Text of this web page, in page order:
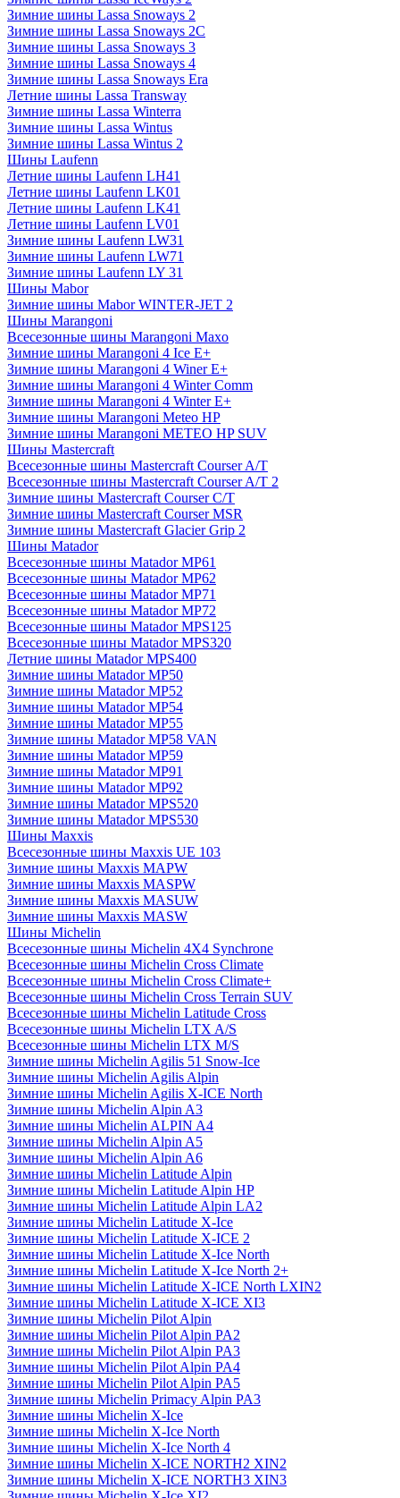
Зимние шины Lassa Snoways 2
Зимние шины Lassa Snoways 2C
Зимние шины Lassa Snoways 3
Зимние шины Lassa Snoways 4
Зимние шины Lassa Snoways Era
Летние шины Lassa Transway
Зимние шины Lassa Winterra
Зимние шины Lassa Wintus
Зимние шины Lassa Wintus 2
Шины Laufenn
Летние шины Laufenn LH41
Летние шины Laufenn LK01
Летние шины Laufenn LK41
Летние шины Laufenn LV01
Зимние шины Laufenn LW31
Зимние шины Laufenn LW71
Зимние шины Laufenn LY 31
Шины Mabor
Зимние шины Mabor WINTER-JET 2
Шины Marangoni
Всесезонные шины Marangoni Maxo
Зимние шины Marangoni 4 Ice E+
Зимние шины Marangoni 4 Winer E+
Зимние шины Marangoni 4 Winter Comm
Зимние шины Marangoni 4 Winter E+
Зимние шины Marangoni Meteo HP
Зимние шины Marangoni METEO HP SUV
Шины Mastercraft
Всесезонные шины Mastercraft Courser A/T
Всесезонные шины Mastercraft Courser A/T 2
Зимние шины Mastercraft Courser C/T
Зимние шины Mastercraft Courser MSR
Зимние шины Mastercraft Glacier Grip 2
Шины Matador
Всесезонные шины Matador MP61
Всесезонные шины Matador MP62
Всесезонные шины Matador MP71
Всесезонные шины Matador MP72
Всесезонные шины Matador MPS125
Всесезонные шины Matador MPS320
Летние шины Matador MPS400
Зимние шины Matador MP50
Зимние шины Matador MP52
Зимние шины Matador MP54
Зимние шины Matador MP55
Зимние шины Matador MP58 VAN
Зимние шины Matador MP59
Зимние шины Matador MP91
Зимние шины Matador MP92
Зимние шины Matador MPS520
Зимние шины Matador MPS530
Шины Maxxis
Всесезонные шины Maxxis UE 103
Зимние шины Maxxis MAPW
Зимние шины Maxxis MASPW
Зимние шины Maxxis MASUW
Зимние шины Maxxis MASW
Шины Michelin
Всесезонные шины Michelin 4X4 Synchrone
Всесезонные шины Michelin Cross Climate
Всесезонные шины Michelin Cross Climate+
Всесезонные шины Michelin Cross Terrain SUV
Всесезонные шины Michelin Latitude Cross
Всесезонные шины Michelin LTX A/S
Всесезонные шины Michelin LTX M/S
Зимние шины Michelin Agilis 51 Snow-Ice
Зимние шины Michelin Agilis Alpin
Зимние шины Michelin Agilis X-ICE North
Зимние шины Michelin Alpin A3
Зимние шины Michelin ALPIN A4
Зимние шины Michelin Alpin A5
Зимние шины Michelin Alpin A6
Зимние шины Michelin Latitude Alpin
Зимние шины Michelin Latitude Alpin HP
Зимние шины Michelin Latitude Alpin LA2
Зимние шины Michelin Latitude X-Ice
Зимние шины Michelin Latitude X-ICE 2
Зимние шины Michelin Latitude X-Ice North
Зимние шины Michelin Latitude X-Ice North 2+
Зимние шины Michelin Latitude X-ICE North LXIN2
Зимние шины Michelin Latitude X-ICE XI3
Зимние шины Michelin Pilot Alpin
Зимние шины Michelin Pilot Alpin PA2
Зимние шины Michelin Pilot Alpin PA3
Зимние шины Michelin Pilot Alpin PA4
Зимние шины Michelin Pilot Alpin PA5
Зимние шины Michelin Primacy Alpin PA3
Зимние шины Michelin X-Ice
Зимние шины Michelin X-Ice North
Зимние шины Michelin X-Ice North 4
Зимние шины Michelin X-ICE NORTH2 XIN2
Зимние шины Michelin X-ICE NORTH3 XIN3